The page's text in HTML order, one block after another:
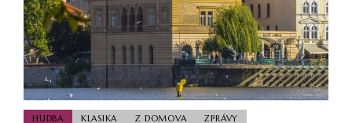
HUDBA KLASIKA Z DOMOVA ZPRÁVY